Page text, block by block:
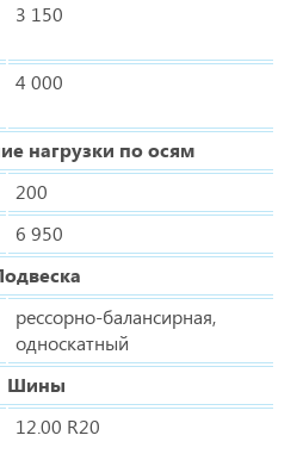
3 150
4 000
нагрузки по осям
200
6 950
рессорно-балансирная,
односкатный
Шины
12.00 R20